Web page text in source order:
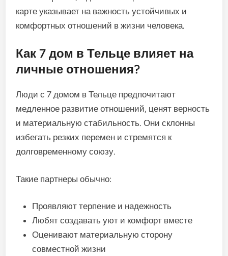
карте указывает на важность устойчивых и
комфортных отношений в жизни человека.
Как 7 дом в Тельце влияет на
личные отношения?
Люди с 7 домом в Тельце предпочитают
медленное развитие отношений, ценят верность
и материальную стабильность. Они склонны
избегать резких перемен и стремятся к
долговременному союзу.
Такие партнеры обычно:
Проявляют терпение и надежность
Любят создавать уют и комфорт вместе
Оценивают материальную сторону
совместной жизни